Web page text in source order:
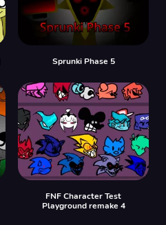
Sprunki Phase 5
FNF Character Test
Playground remake 4